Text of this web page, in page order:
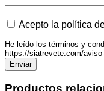
Acepto la política
He leído los términos y
https://siatrevete.com/
Productos